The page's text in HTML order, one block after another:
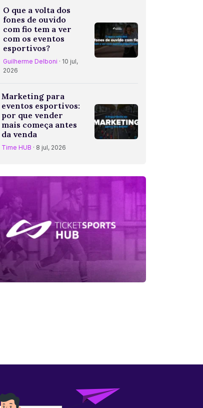
O que a volta dos
fones de ouvido
com fio tem a ver
com os eventos
esportivos?
Guilherme Delboni · 10 jul,
2026
Marketing para
eventos esportivos:
por que vender
mais começa antes
da venda
Time HUB · 8 jul, 2026